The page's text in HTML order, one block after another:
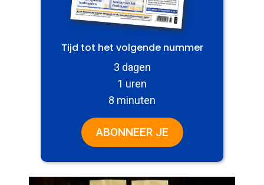
Tijd tot het volgende nummer
3 dagen
1 uren
8 minuten
ABONNEER JE